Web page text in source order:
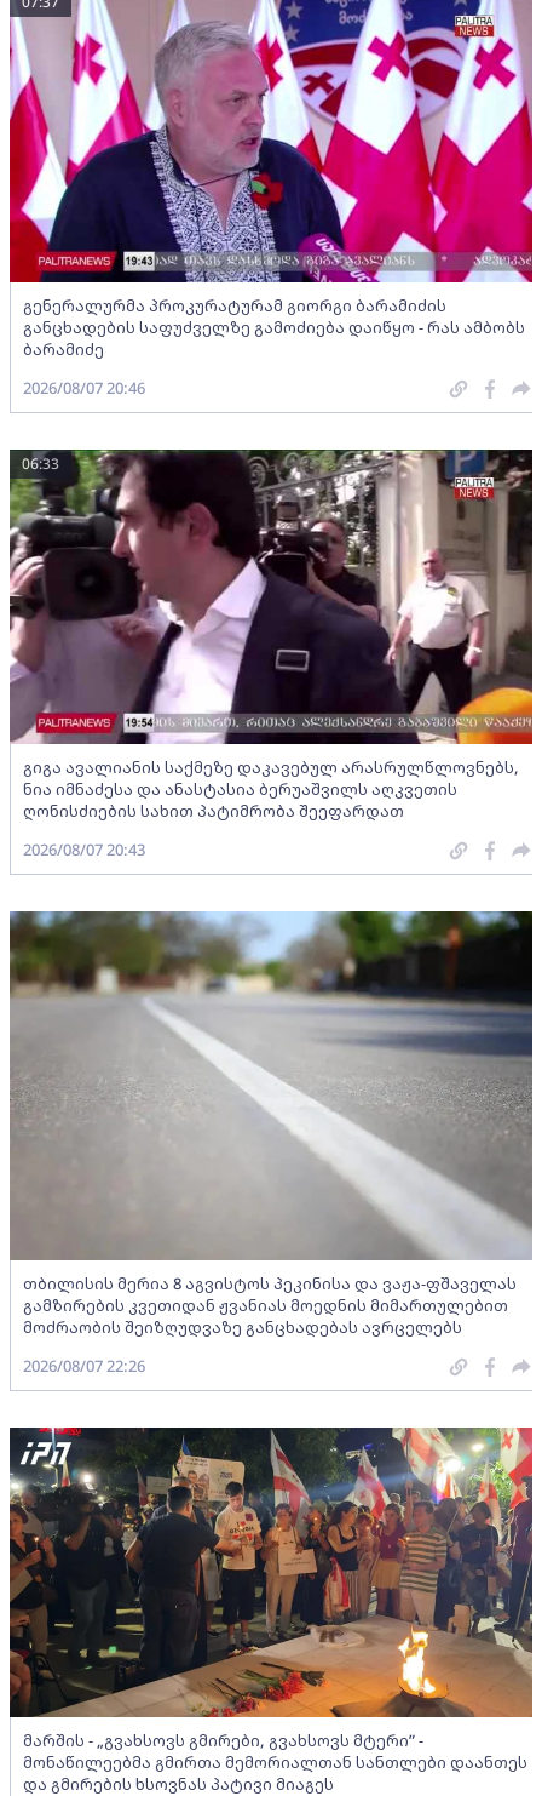
გენერალურმა პროკურატურამ გიორგი ბარამიძის
განცხადების საფუძველზე გამოძიება დაიწყო - რას ამბობს
ბარამიძე
2026/08/07 20:46
გიგა ავალიანის საქმეზე დაკავებულ არასრულწლოვნებს,
ნია იმნაძესა და ანასტასია ბერუაშვილს აღკვეთის
ღონისძიების სახით პატიმრობა შეეფარდათ
06:33
2026/08/07 20:43
თბილისის მერია 8 აგვისტოს პეკინისა და ვაჟა-ფშაველას
გამზირების კვეთიდან ჟვანიას მოედნის მიმართულებით
მოძრაობის შეიზღუდვაზე განცხადებას ავრცელებს
2026/08/07 22:26
მარშის - „გვახსოვს გმირები, გვახსოვს მტერი” -
მონაწილეებმა გმირთა მემორიალთან სანთლები დაანთეს
და გმირების ხსოვნას პატივი მიაგეს